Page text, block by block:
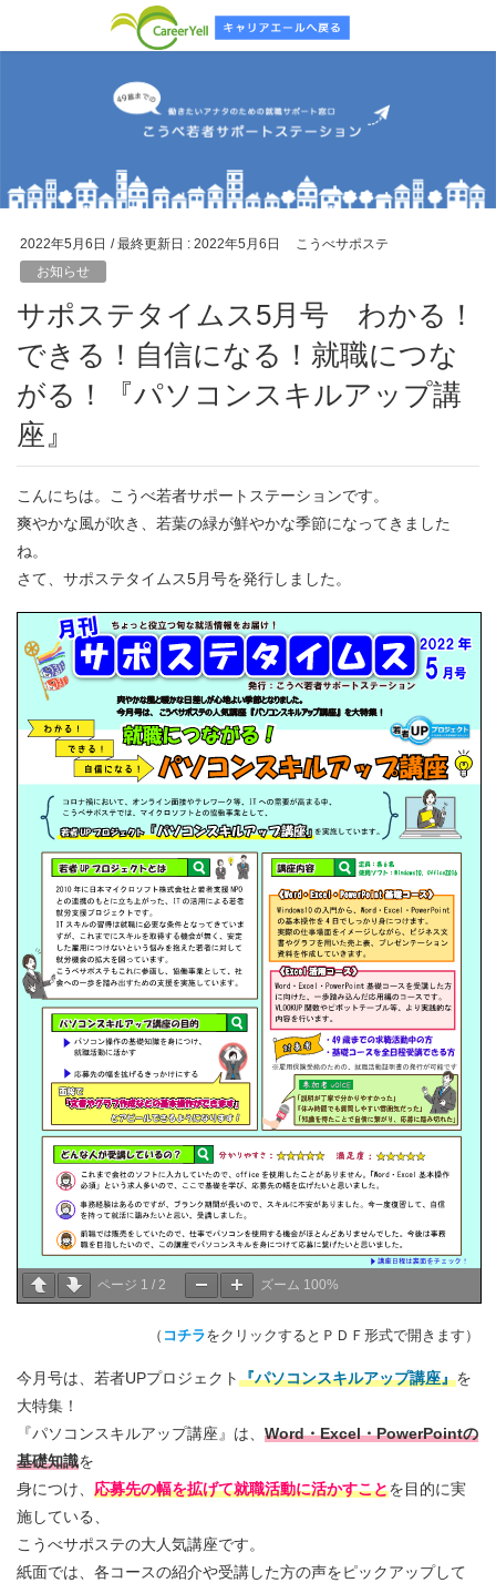
2022年5月6日 / 最終更新日 : 2022年5月6日
こうべサポステ
お知らせ
サポステタイムス5月号 わかる！
できる！自信になる！就職につな
がる！『パソコンスキルアップ講
座』
こんにちは。こうべ若者サポートステーションです。
爽やかな風が吹き、若葉の緑が鮮やかな季節になってきました
ね。
さて、サポステタイムス5月号を発行しました。
ページ 1 / 2 ズーム 100%
（ コチラをクリックするとＰＤＦ形式で開きます）
今月号は、若者UPプロジェクト『パソコンスキルアップ講座』を
大特集！
『パソコンスキルアップ講座』は、 Word・Excel・PowerPointの
基礎知識を
身につけ、 応募先の幅を拡げて就職活動に活かすことを目的に実
施している、
こうべサポステの大人気講座です。
紙面では、各コースの紹介や受講した方の声をピックアップして